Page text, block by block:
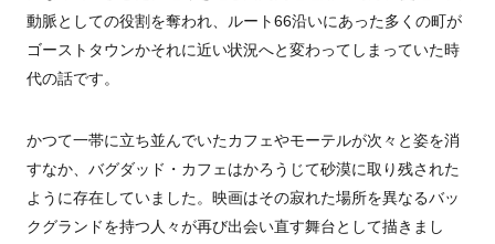
動脈としての役割を奪われ、ルート66沿いにあった多くの町が
ゴーストタウンかそれに近い状況へと変わってしまっていた時
代の話です。
かつて一帯に立ち並んでいたカフェやモーテルが次々と姿を消
すなか、バグダッド・カフェはかろうじて砂漠に取り残された
ように存在していました。映画はその寂れた場所を異なるバッ
クグランドを持つ人々が再び出会い直す舞台として描きまし